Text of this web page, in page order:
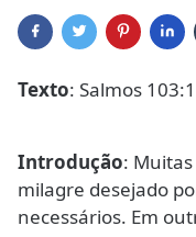
Texto: Salmos
Introdução:
milagre desejado
necessários. Em